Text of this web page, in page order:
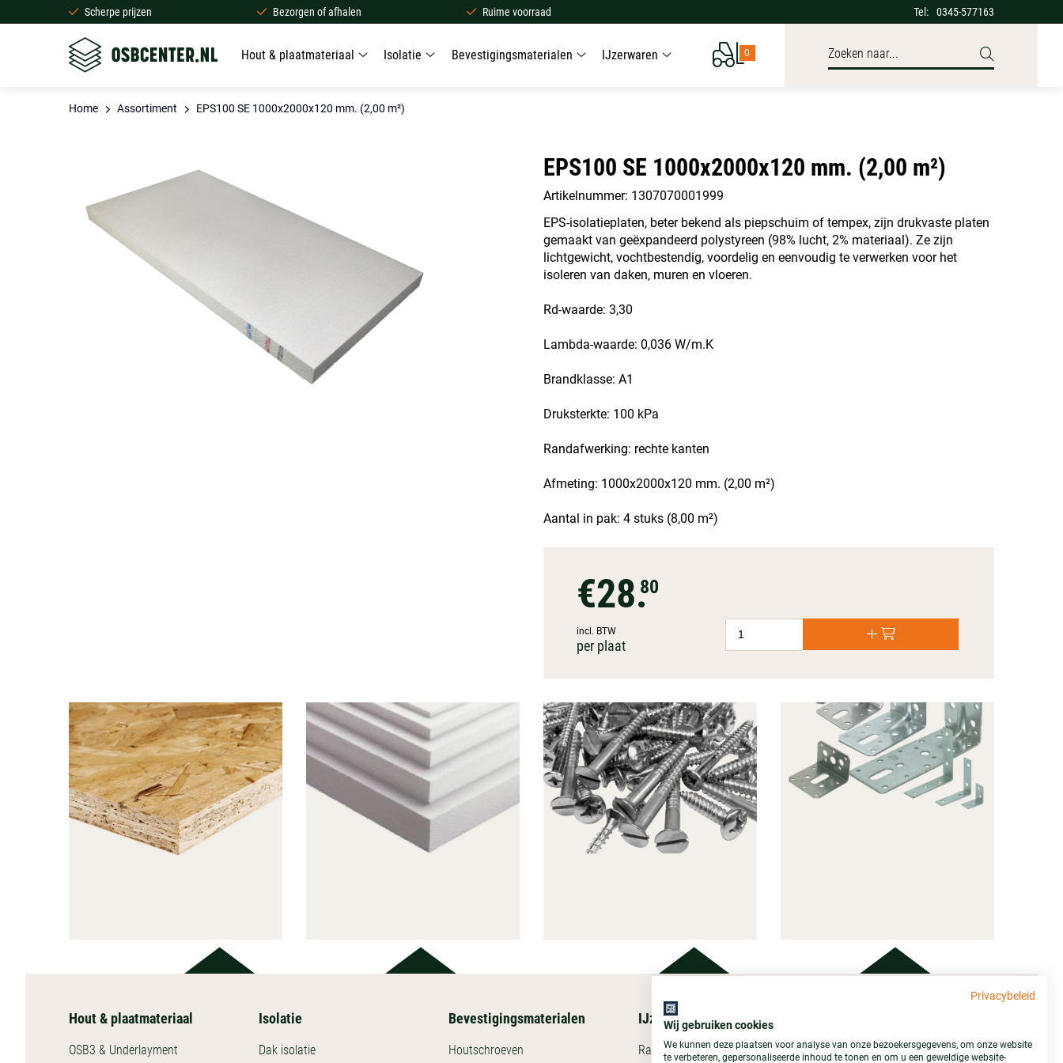
Scherpe prijzen Bezorgen of afhalen Ruime voorraad Tel: 0345-577163
Hout & plaatmateriaal Isolatie Bevestigingsmaterialen IJzerwaren 0
Home Assortiment EPS100 SE 1000x2000x120 mm. (2,00 m²)
EPS100 SE 1000x2000x120 mm. (2,00 m²)
Artikelnummer: 1307070001999
EPS-isolatieplaten, beter bekend als piepschuim of tempex, zijn drukvaste platen
gemaakt van geëxpandeerd polystyreen (98% lucht, 2% materiaal). Ze zijn
lichtgewicht, vochtbestendig, voordelig en eenvoudig te verwerken voor het
isoleren van daken, muren en vloeren.
Rd-waarde: 3,30
Lambda-waarde: 0,036 W/m.K
Brandklasse: A1
Druksterkte: 100 kPa
Randafwerking: rechte kanten
Afmeting: 1000x2000x120 mm. (2,00 m²)
Aantal in pak: 4 stuks (8,00 m²)
€28.80
incl. BTW
per plaat
HOUT &
PLAATMATERIAAL
BEVESTIGINGS
MATERIAAL
IJZERWAREN
Hout & plaatmateriaal
OSB3 & Underlayment
Isolatie
Dak isolatie
Bevestigingsmaterialen
Houtschroeven
IJzerwaren
Raveeldragers Stemid Bouwstoffen B.V.
Privacybeleid
Wij gebruiken cookies
We kunnen deze plaatsen voor analyse van onze bezoekersgegevens, om onze website
te verbeteren, gepersonaliseerde inhoud te tonen en om u een geweldige website-